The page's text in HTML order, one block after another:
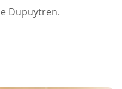
Dupuytren.